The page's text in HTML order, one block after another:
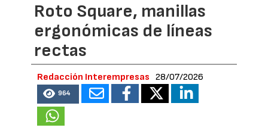
Roto Square, manillas
ergonómicas de líneas
rectas
Redacción Interempresas 28/07/2026
964